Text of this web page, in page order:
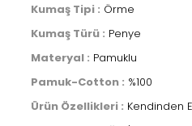
Kumaş Tipi : Örme
Kumaş Türü : Penye
Materyal : Pamuklu
Pamuk-Cotton : %100
Ürün Özellikleri : Kendinden